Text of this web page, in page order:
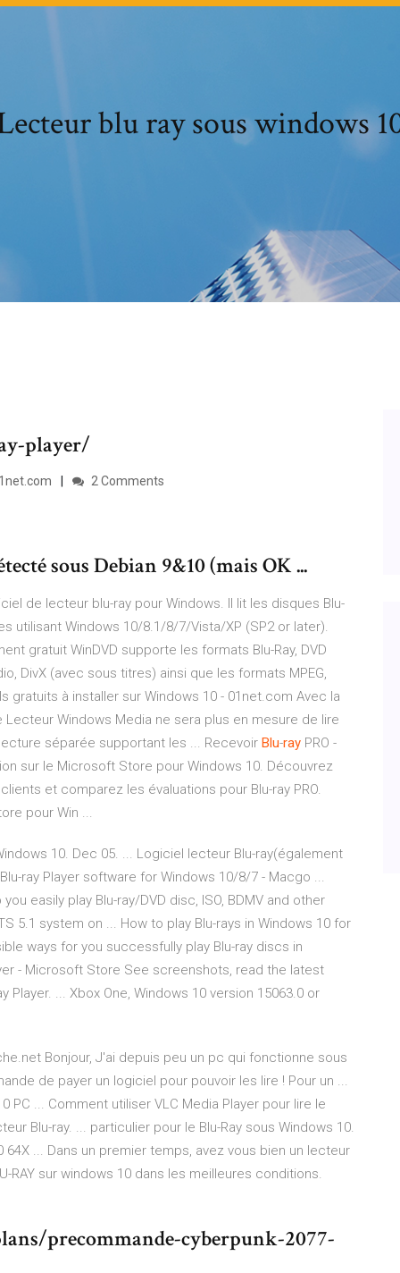
blu ray sous windows
player/
2 Comments
sous Debian 9&10 (mais OK ...
de lecteur blu-ray pour Windows. Il lit les disques Blu-
utilisant Windows 10/8.1/8/7/Vista/XP (SP2 or later).
gratuit WinDVD supporte les formats Blu-Ray, DVD
DivX (avec sous titres) ainsi que les formats MPEG,
gratuits à installer sur Windows 10 - 01net.com Avec la
Windows Media ne sera plus en mesure de lire
séparée supportant les ... Recevoir Blu-ray PRO -
sur le Microsoft Store pour Windows 10. Découvrez
et comparez les évaluations pour Blu-ray PRO.
pour Win ...
10. Dec 05. ... Logiciel lecteur Blu-ray(également
ray Player software for Windows 10/8/7 - Macgo ...
easily play Blu-ray/DVD disc, ISO, BDMV and other
5.1 system on ... How to play Blu-rays in Windows 10 for
ways for you successfully play Blu-ray discs in
- Microsoft Store See screenshots, read the latest
... Xbox One, Windows 10 version 15063.0 or
Bonjour, J'ai depuis peu un pc qui fonctionne sous
de payer un logiciel pour pouvoir les lire ! Pour un ...
PC ... Comment utiliser VLC Media Player pour lire le
Blu-ray. ... particulier pour le Blu-Ray sous Windows 10.
64X ... Dans un premier temps, avez vous bien un lecteur
RAY sur windows 10 dans les meilleures conditions.
precommande-cyberpunk-2077-